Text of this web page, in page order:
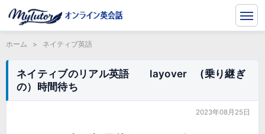
ホーム > ネイティブ英語
ネイティブのリアル英語 layover (乗り継ぎ
の）時間待ち
2023年08月25日